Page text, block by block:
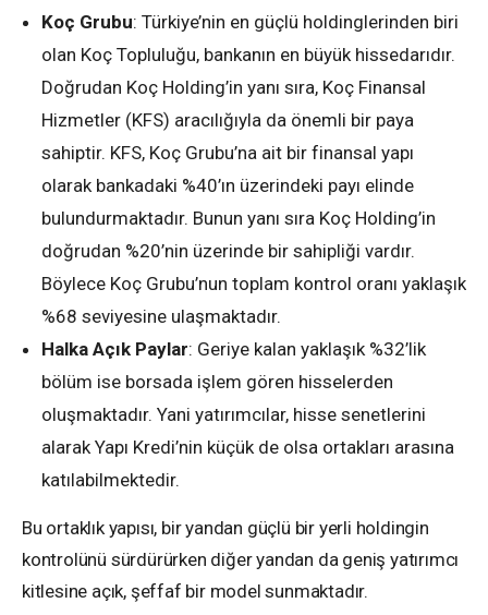
Koç Grubu: Türkiye’nin en güçlü holdinglerinden biri
olan Koç Topluluğu, bankanın en büyük hissedarıdır.
Doğrudan Koç Holding’in yanı sıra, Koç Finansal
Hizmetler (KFS) aracılığıyla da önemli bir paya
sahiptir. KFS, Koç Grubu’na ait bir finansal yapı
olarak bankadaki %40’ın üzerindeki payı elinde
bulundurmaktadır. Bunun yanı sıra Koç Holding’in
doğrudan %20’nin üzerinde bir sahipliği vardır.
Böylece Koç Grubu’nun toplam kontrol oranı yaklaşık
%68 seviyesine ulaşmaktadır.
Halka Açık Paylar: Geriye kalan yaklaşık %32’lik
bölüm ise borsada işlem gören hisselerden
oluşmaktadır. Yani yatırımcılar, hisse senetlerini
alarak Yapı Kredi’nin küçük de olsa ortakları arasına
katılabilmektedir.
Bu ortaklık yapısı, bir yandan güçlü bir yerli holdingin
kontrolünü sürdürürken diğer yandan da geniş yatırımcı
kitlesine açık, şeffaf bir model sunmaktadır.